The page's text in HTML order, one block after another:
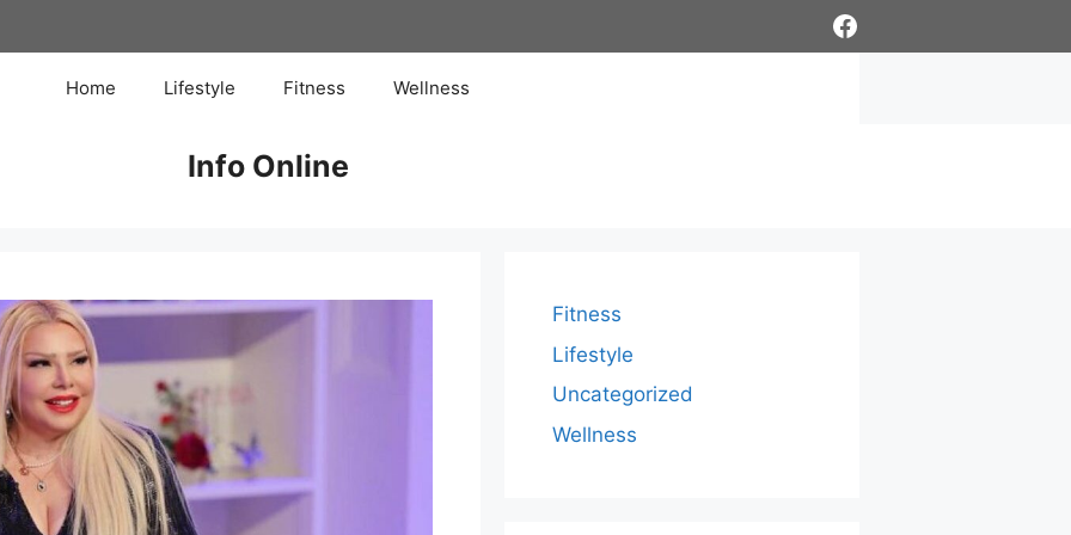
Facebook
Home Lifestyle Fitness Wellness
Info Online
Fitness
Lifestyle
Uncategorized
Wellness